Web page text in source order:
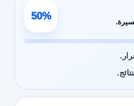
50%